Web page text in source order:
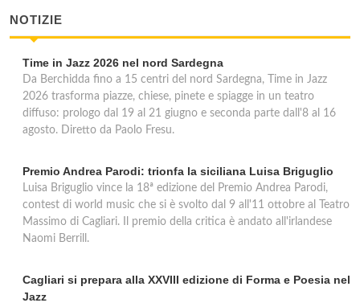
NOTIZIE
Time in Jazz 2026 nel nord Sardegna
Da Berchidda fino a 15 centri del nord Sardegna, Time in Jazz
2026 trasforma piazze, chiese, pinete e spiagge in un teatro
diffuso: prologo dal 19 al 21 giugno e seconda parte dall'8 al 16
agosto. Diretto da Paolo Fresu.
Premio Andrea Parodi: trionfa la siciliana Luisa Briguglio
Luisa Briguglio vince la 18ª edizione del Premio Andrea Parodi,
contest di world music che si è svolto dal 9 all'11 ottobre al Teatro
Massimo di Cagliari. Il premio della critica è andato all'irlandese
Naomi Berrill.
Cagliari si prepara alla XXVIII edizione di Forma e Poesia nel
Jazz